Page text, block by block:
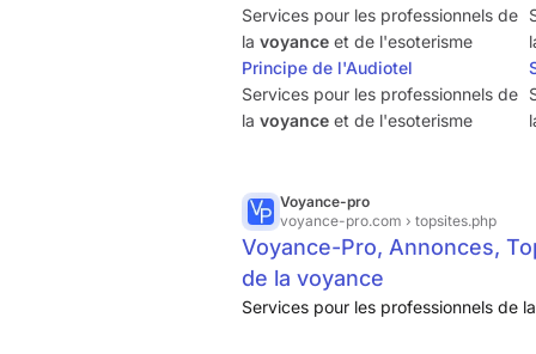
Services pour les professionnels de
la voyance et de l'esoterisme
Principe de l'Audiotel
Services pour les professionnels de
la voyance et de l'esoterisme
Voyance-pro
voyance-pro.com › topsites.php
Voyance-Pro, Annonces,
de la voyance
Services pour les professionnels de